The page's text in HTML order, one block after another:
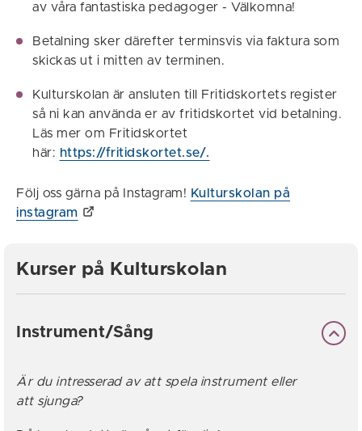
av våra fantastiska pedagoger - Välkomna!
Betalning sker därefter terminsvis via faktura som
skickas ut i mitten av terminen.
Kulturskolan är ansluten till Fritidskortets register
så ni kan använda er av fritidskortet vid betalning.
Läs mer om Fritidskortet
här: https://fritidskortet.se/.
Följ oss gärna på Instagram! Kulturskolan på
instagram
Kurser på Kulturskolan
Instrument/Sång
Är du intresserad av att spela instrument eller
att sjunga?